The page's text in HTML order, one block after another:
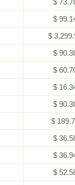
$
$
$
$
$
$
$
$
$
$
$